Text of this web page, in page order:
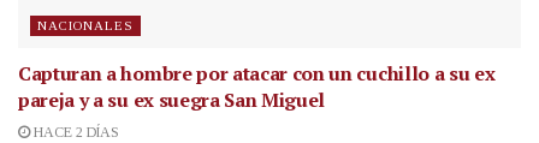
NACIONALES
Capturan a hombre por atacar con un cuchillo a su ex
pareja y a su ex suegra San Miguel
HACE 2 DÍAS